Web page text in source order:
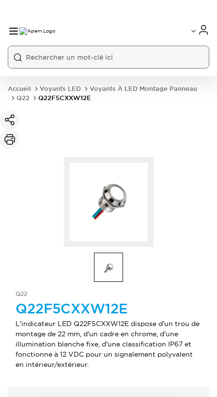
France
USA
Accueil Voyants LED
Voyants À LED Montage Panneau
Q22
Q22F5CXXW12E
Q22
Q22F5CXXW12E
L'indicateur LED Q22F5CXXW12E dispose d'un trou de
montage de 22 mm, d'un cadre en chrome, d'une
illumination blanche fixe, d'une classification IP67 et
fonctionne à 12 VDC pour un signalement polyvalent
en intérieur/extérieur.